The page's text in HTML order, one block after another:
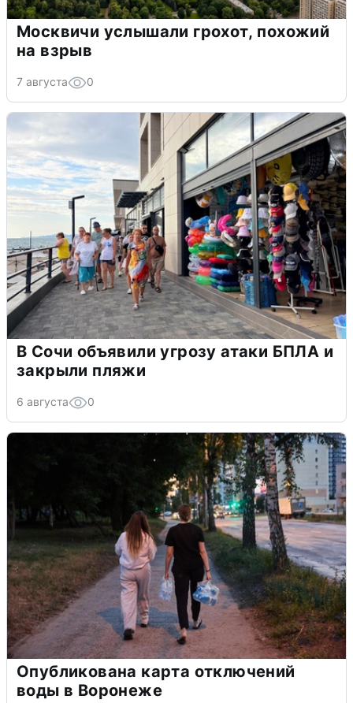
Москвичи услышали грохот, похожий
на взрыв
7 августа 0
В Сочи объявили угрозу атаки БПЛА и
закрыли пляжи
6 августа 0
Опубликована карта отключений
воды в Воронеже